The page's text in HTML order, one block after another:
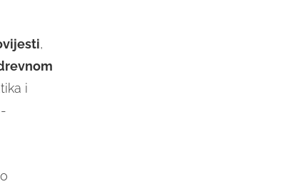
,
i